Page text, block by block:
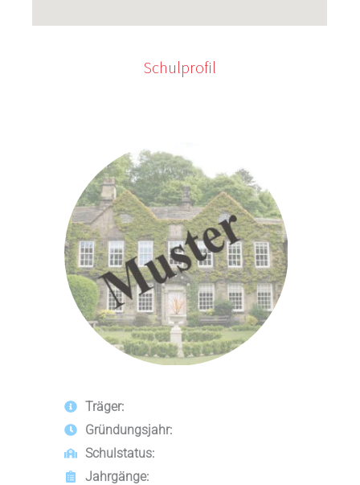
Schulprofil
Träger:
Gründungsjahr:
Schulstatus:
Jahrgänge: